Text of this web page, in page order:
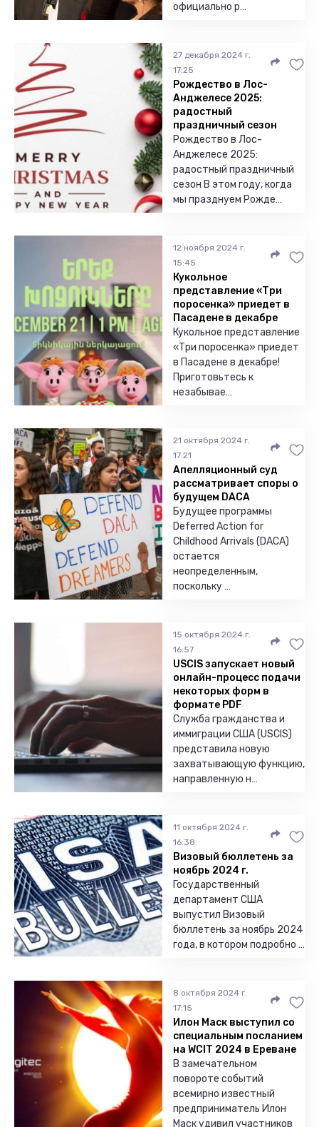
официально р…
27 декабря 2024 г.
17:25
Рождество в Лос-
Анджелесе 2025:
радостный
праздничный сезон
Рождество в Лос-
Анджелесе 2025:
радостный праздничный
сезон В этом году, когда
мы празднуем Рожде…
12 ноября 2024 г.
15:45
Кукольное
представление «Три
поросенка» приедет в
Пасадене в декабре
Кукольное представление
«Три поросенка» приедет
в Пасадене в декабре!
Приготовьтесь к
незабывае…
21 октября 2024 г.
17:21
Апелляционный суд
рассматривает споры о
будущем DACA
Будущее программы
Deferred Action for
Childhood Arrivals (DACA)
остается
неопределенным,
поскольку …
15 октября 2024 г.
16:57
USCIS запускает новый
онлайн-процесс подачи
некоторых форм в
формате PDF
Служба гражданства и
иммиграции США (USCIS)
представила новую
захватывающую функцию,
направленную н…
11 октября 2024 г.
16:38
Визовый бюллетень за
ноябрь 2024 г.
Государственный
департамент США
выпустил Визовый
бюллетень за ноябрь 2024
года, в котором подробно …
8 октября 2024 г.
17:15
Илон Маск выступил со
специальным посланием
на WCIT 2024 в Ереване
В замечательном
повороте событий
всемирно известный
предприниматель Илон
Маск удивил участников